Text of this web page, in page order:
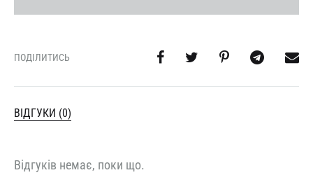
ПОДІЛИТИСЬ
ВІДГУКИ (0)
Відгуків немає, поки що.